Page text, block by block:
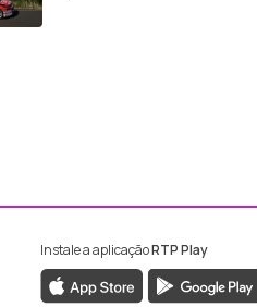
RTP Madeira
da RTP Madeira
Instale a aplicaçãoRTP Play